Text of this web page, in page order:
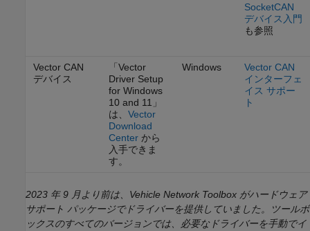
SocketCAN
デバイス入門
も参照
Vector CAN
デバイス
「Vector
Driver Setup
for Windows
10 and 11」
は、 Vector
Download
Centerから
入手できま
す。
Windows
Vector CAN
インターフェ
イス サポー
ト
2023 年 9 月より前は、Vehicle Network Toolbox がハードウェア
サポート パッケージでドライバーを提供していました。ツールボ
ックスのすべてのバージョンでは、必要なドライバーを手動でイ